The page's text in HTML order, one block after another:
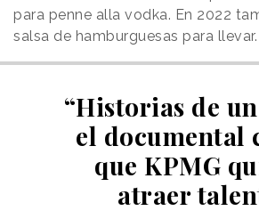
para penne alla vodka. En 2022
salsa de hamburguesas para llevar.
“Historias de
el documental
que KPMG
atraer